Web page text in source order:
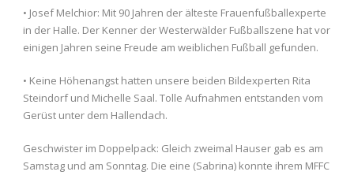
• Josef Melchior: Mit 90 Jahren der älteste Frauenfußballexperte
in der Halle. Der Kenner der Westerwälder Fußballszene hat vor
einigen Jahren seine Freude am weiblichen Fußball gefunden.
• Keine Höhenangst hatten unsere beiden Bildexperten Rita
Steindorf und Michelle Saal. Tolle Aufnahmen entstanden vom
Gerüst unter dem Hallendach.
Geschwister im Doppelpack: Gleich zweimal Hauser gab es am
Samstag und am Sonntag. Die eine (Sabrina) konnte ihrem MFFC